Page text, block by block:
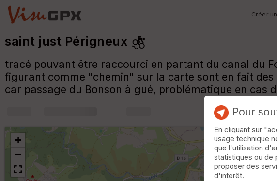
Créer
saint just Périgneux
tracé pouvant être raccourci en partant du canal du
figurant comme "chemin" sur la carte sont en fait
car passage du Bonson à gué, problématique en cas
+
−
Pour
En cliquant sur
usage technique
que l'utilisation
statistiques ou de
proposer des
d'interêt.